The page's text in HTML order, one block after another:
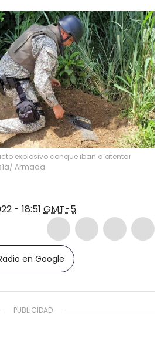
explosivo conque iban a atentar
Armada
- 18:51 GMT-5
en Google